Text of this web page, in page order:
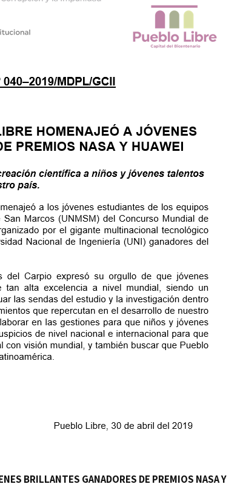
BRILLANTES GANADORES DE PREMIOS NASA Y